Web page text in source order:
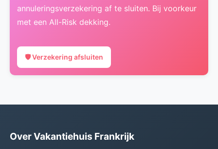
annuleringsverzekering af te sluiten. Bij voorkeur
met een All-Risk dekking.
🛡️ Verzekering afsluiten
Over Vakantiehuis Frankrijk